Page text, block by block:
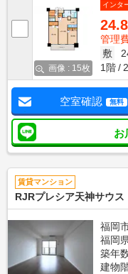
画像 : 15枚
インタ
24.8
管理
敷
1階
空室確認 無料
お
賃貸マンション
RJRプレシア天神サウス
福岡
福岡
築年
建物